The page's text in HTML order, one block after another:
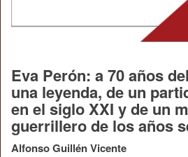
Eva Perón: a 70 años
una leyenda, de un
en el siglo XXI y de un
guerrillero de los años
Alfonso Guillén Vicente